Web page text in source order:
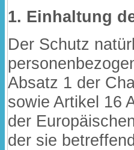
1. Einhaltung
Der Schutz
Absatz 1 der
sowie Artikel 16
der
der sie